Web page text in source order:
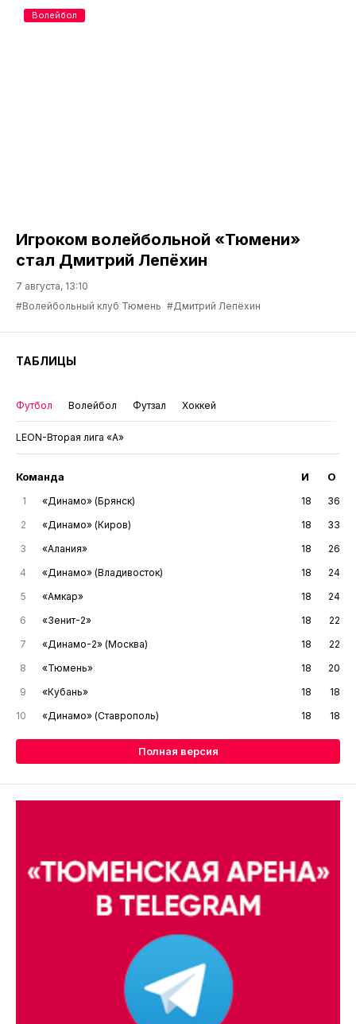
Игроком волейбольной «Тюмени»
стал Дмитрий Лепёхин
7 августа, 13:10
#Волейбольный клуб Тюмень #Дмитрий Лепёхин
Волейбол
ТАБЛИЦЫ
Футбол Волейбол Футзал Хоккей
LEON-Вторая лига «А»
Команда И О
1 «Динамо» (Брянск) 18
36
2
«Динамо» (Киров) 18
33
3
«Алания» 18
26
4
«Динамо» (Владивосток) 18
24
5
«Амкар» 18
24
6
«Зенит-2» 18
22
7
«Динамо-2» (Москва) 18
22
8
«Тюмень» 18
20
9
«Кубань» 18
18
10
«Динамо» (Ставрополь) 18 18
Полная версия